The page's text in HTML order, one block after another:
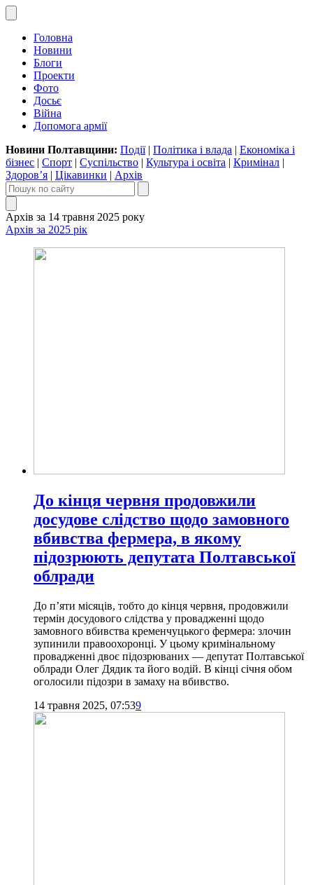
Головна
Новини
Блоги
Проекти
Фото
Досьє
Війна
Допомога армії
Новини Полтавщини: Події| Політика і влада | Економіка і
бізнес | Спорт | Суспільство | Культура і освіта | Кримінал |
Здоров’я | Цікавинки | Архів
Архів за 14 травня 2025 року
Архів за 2025 рік
До кінця червня продовжили
досудове слідство щодо замовного
вбивства фермера, в якому
підозрюють депутата Полтавської
облради
До п’яти місяців, тобто до кінця червня, продовжили
термін досудового слідства у провадженні щодо
замовного вбивства кременчуцького фермера: злочин
зупинили правоохоронці. У цьому кримінальному
провадженні двоє підозрюваних — депутат Полтавської
облради Олег Дядик та його водій. В кінці січня обом
оголосили підозри в замаху на вбивство.
14 травня 2025, 07:539